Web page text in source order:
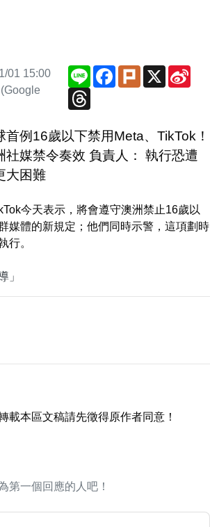
01 15:00
Line Facebook
Plurk X
首例16歲以下禁用Meta、TikTok！
社媒禁令奏效 負責人： 執行恐遭
大困難
今天表示，將會遵守澳洲禁止16歲以
媒體的新規定；他們同時示警，這項劃時
行。
」
載本區文稿請先徵得原作者同意！
第一個回應的人吧！